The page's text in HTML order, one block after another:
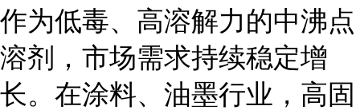
作为低毒、高溶解力的中沸点
溶剂，市场需求持续稳定增
长。在涂料、油墨行业，高固